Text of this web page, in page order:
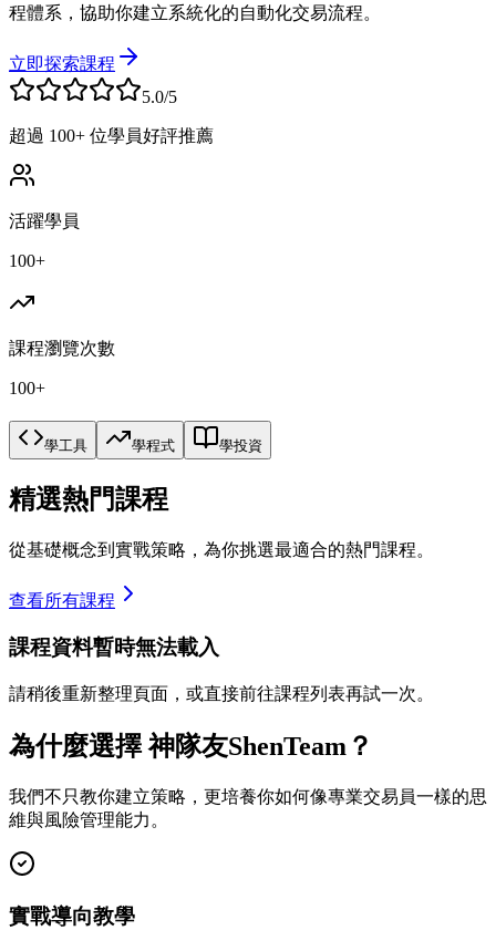
程體系，協助你建立系統化的自動化交易流程。
立即探索課程
5.0/5
超過 100+ 位學員好評推薦
活躍學員
100+
課程瀏覽次數
100+
學工具 學程式 學投資
精選熱門課程
從基礎概念到實戰策略，為你挑選最適合的熱門課程。
查看所有課程
課程資料暫時無法載入
請稍後重新整理頁面，或直接前往課程列表再試一次。
為什麼選擇 神隊友ShenTeam？
我們不只教你建立策略，更培養你如何像專業交易員一樣的思
維與風險管理能力。
實戰導向教學